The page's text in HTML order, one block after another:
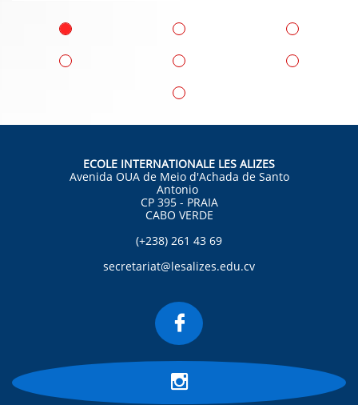
ECOLE INTERNATIONALE LES ALIZES
Avenida OUA de Meio d'Achada de Santo
Antonio
CP 395 - PRAIA
CABO VERDE
(+238) 261 43 69
secretariat@lesalizes.edu.cv

